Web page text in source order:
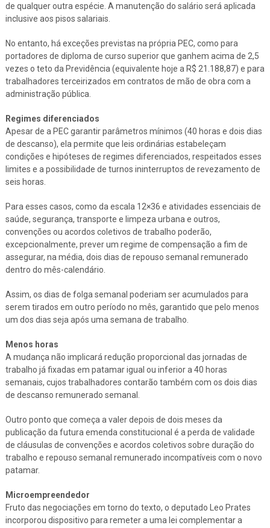
de qualquer outra espécie. A manutenção do salário será aplicada
inclusive aos pisos salariais.
No entanto, há exceções previstas na própria PEC, como para
portadores de diploma de curso superior que ganhem acima de 2,5
vezes o teto da Previdência (equivalente hoje a R$ 21.188,87) e para
trabalhadores terceirizados em contratos de mão de obra com a
administração pública.
Regimes diferenciados
Apesar de a PEC garantir parâmetros mínimos (40 horas e dois dias
de descanso), ela permite que leis ordinárias estabeleçam
condições e hipóteses de regimes diferenciados, respeitados esses
limites e a possibilidade de turnos ininterruptos de revezamento de
seis horas.
Para esses casos, como da escala 12×36 e atividades essenciais de
saúde, segurança, transporte e limpeza urbana e outros,
convenções ou acordos coletivos de trabalho poderão,
excepcionalmente, prever um regime de compensação a fim de
assegurar, na média, dois dias de repouso semanal remunerado
dentro do mês-calendário.
Assim, os dias de folga semanal poderiam ser acumulados para
serem tirados em outro período no mês, garantido que pelo menos
um dos dias seja após uma semana de trabalho.
Menos horas
A mudança não implicará redução proporcional das jornadas de
trabalho já fixadas em patamar igual ou inferior a 40 horas
semanais, cujos trabalhadores contarão também com os dois dias
de descanso remunerado semanal.
Outro ponto que começa a valer depois de dois meses da
publicação da futura emenda constitucional é a perda de validade
de cláusulas de convenções e acordos coletivos sobre duração do
trabalho e repouso semanal remunerado incompatíveis com o novo
patamar.
Microempreendedor
Fruto das negociações em torno do texto, o deputado Leo Prates
incorporou dispositivo para remeter a uma lei complementar a